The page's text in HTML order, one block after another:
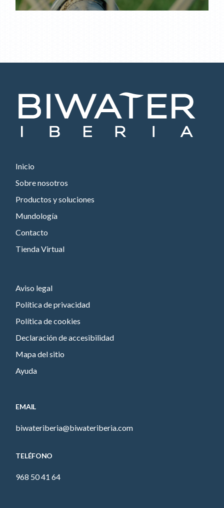
Inicio
Sobre nosotros
Productos y soluciones
Mundología
Contacto
Tienda Virtual
Aviso legal
Política de privacidad
Política de cookies
Declaración de accesibilidad
Mapa del sitio
Ayuda
EMAIL
biwateriberia@biwateriberia.com
TELÉFONO
968 50 41 64